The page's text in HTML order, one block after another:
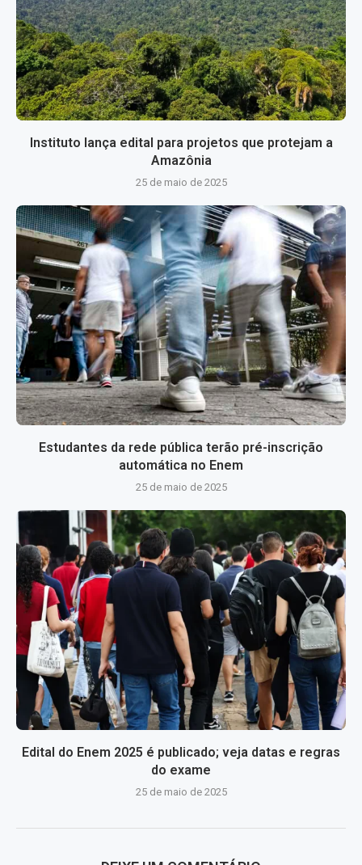
Instituto lança edital para projetos que protejam a
Amazônia
25 de maio de 2025
Estudantes da rede pública terão pré-inscrição
automática no Enem
25 de maio de 2025
Edital do Enem 2025 é publicado; veja datas e regras
do exame
25 de maio de 2025